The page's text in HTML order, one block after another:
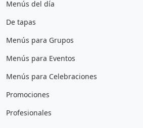
Menús del día
De tapas
Menús para Grupos
Menús para Eventos
Menús para Celebraciones
Promociones
Profesionales